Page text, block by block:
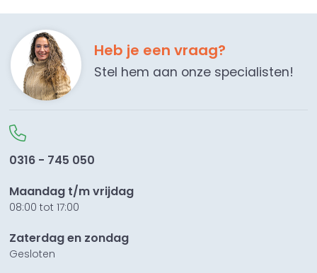
Heb je een vraag?
Stel hem aan onze specialisten!
0316 - 745 050
Maandag t/m vrijdag
08:00 tot 17:00
Zaterdag en zondag
Gesloten